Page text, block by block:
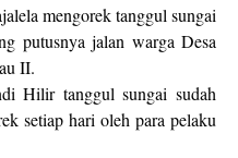
mengorek tanggul sungai
putusnya jalan warga Desa
II.
Hilir tanggul sungai sudah
setiap hari oleh para pelaku